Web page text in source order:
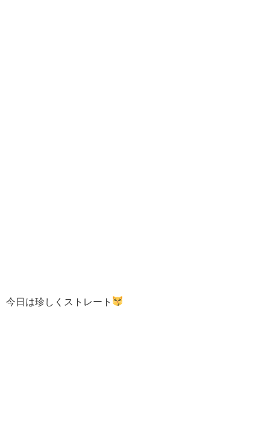
今日は珍しくストレート